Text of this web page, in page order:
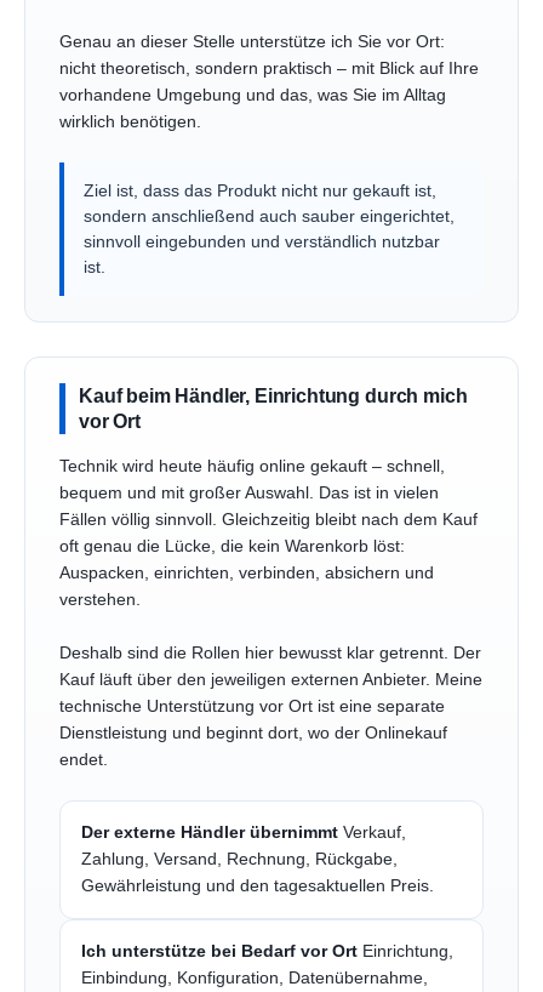
Genau an dieser Stelle unterstütze ich Sie vor Ort:
nicht theoretisch, sondern praktisch – mit Blick auf Ihre
vorhandene Umgebung und das, was Sie im Alltag
wirklich benötigen.
Ziel ist, dass das Produkt nicht nur gekauft ist,
sondern anschließend auch sauber eingerichtet,
sinnvoll eingebunden und verständlich nutzbar
ist.
Kauf beim Händler, Einrichtung durch mich
vor Ort
Technik wird heute häufig online gekauft – schnell,
bequem und mit großer Auswahl. Das ist in vielen
Fällen völlig sinnvoll. Gleichzeitig bleibt nach dem Kauf
oft genau die Lücke, die kein Warenkorb löst:
Auspacken, einrichten, verbinden, absichern und
verstehen.
Deshalb sind die Rollen hier bewusst klar getrennt. Der
Kauf läuft über den jeweiligen externen Anbieter. Meine
technische Unterstützung vor Ort ist eine separate
Dienstleistung und beginnt dort, wo der Onlinekauf
endet.
Der externe Händler übernimmt Verkauf,
Zahlung, Versand, Rechnung, Rückgabe,
Gewährleistung und den tagesaktuellen Preis.
Ich unterstütze bei Bedarf vor Ort Einrichtung,
Einbindung, Konfiguration, Datenübernahme,